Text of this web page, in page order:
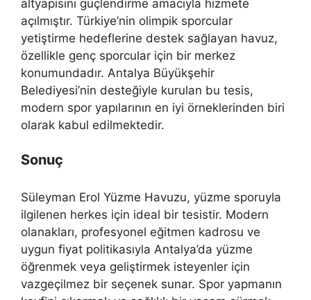
altyapısını güçlendirme amacıyla hizmete
açılmıştır. Türkiye’nin olimpik sporcular
yetiştirme hedeflerine destek sağlayan havuz,
özellikle genç sporcular için bir merkez
konumundadır. Antalya Büyükşehir
Belediyesi’nin desteğiyle kurulan bu tesis,
modern spor yapılarının en iyi örneklerinden biri
olarak kabul edilmektedir.
Sonuç
Süleyman Erol Yüzme Havuzu, yüzme sporuyla
ilgilenen herkes için ideal bir tesistir. Modern
olanakları, profesyonel eğitmen kadrosu ve
uygun fiyat politikasıyla Antalya’da yüzme
öğrenmek veya geliştirmek isteyenler için
vazgeçilmez bir seçenek sunar. Spor yapmanın